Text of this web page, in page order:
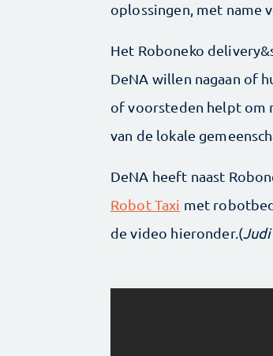
oplossingen, met name
Het Roboneko
DeNA willen nagaan of
of voorsteden helpt om
van de lokale
DeNA heeft naast
Robot Taxi met
de video hieronder.(